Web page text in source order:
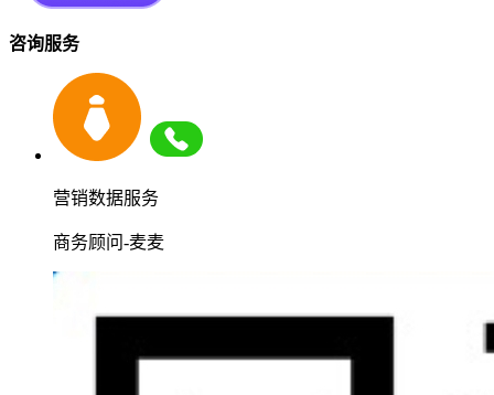
咨询服务
营销数据服务
商务顾问-麦麦